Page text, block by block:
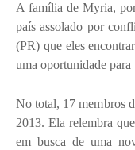
A família de Myria,
país assolado por
(PR) que eles
uma oportunidade para
No total, 17 membros
2013. Ela relembra
em busca de uma